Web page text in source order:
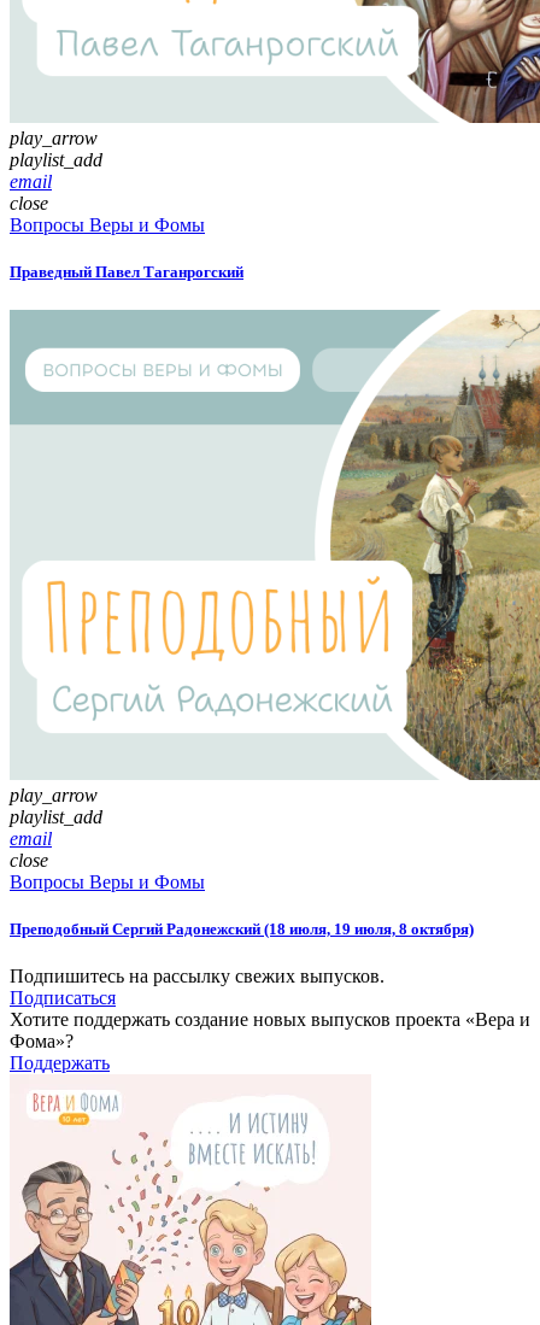
play_arrow
playlist_add
email
close
Вопросы Веры и Фомы
Праведный Павел Таганрогский
play_arrow
playlist_add
email
close
Вопросы Веры и Фомы
Преподобный Сергий Радонежский (18 июля, 19 июля, 8 октября)
Подпишитесь на рассылку свежих выпусков.
Подписаться
Хотите поддержать создание новых выпусков проекта «Вера и
Фома»?
Поддержать